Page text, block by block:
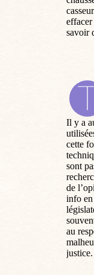
effacer
savoir
Il y a
cette
sont
de
info
au
justice.